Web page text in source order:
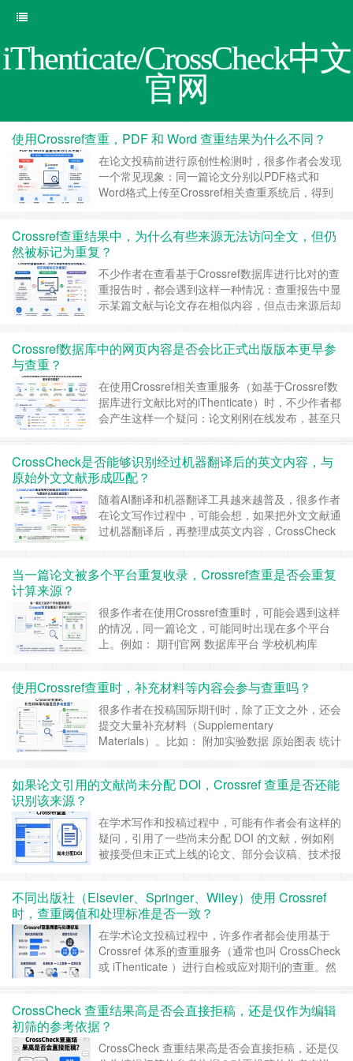
iThenticate/CrossCheck中文
官网
使用Crossref查重，PDF 和 Word 查重结果为什么不同？
在论文投稿前进行原创性检测时，很多作者会发现
一个常见现象：同一篇论文分别以PDF格式和
Word格式上传至Crossref相关查重系统后，得到
在不同的检测标准？PDF和Word哪个结果更加准
确？文件格式是否会影响论文最终的查重评价？
实际上，查重系统关注的核……继续阅读 »
Crossref查重结果中，为什么有些来源无法访问全文，但仍
然被标记为重复？
不少作者在查看基于Crossref数据库进行比对的查
重报告时，都会遇到这样一种情况：查重报告中显
示某篇文献与论文存在相似内容，但点击来源后却
生疑问：既然连全文都无法访问，查重系统又是如
靠？是否会影响论文的查重结果？ ……继续阅读
»
Crossref数据库中的网页内容是否会比正式出版版本更早参
与查重？
在使用Crossref相关查重服务（如基于Crossref数
据库进行文献比对的iThenticate）时，不少作者都
会产生这样一个疑问：论文刚刚在线发布，甚至只
库会优先收录网页内容，而正式出版版本反而会晚
一些参与查重？ 事实上，这一问题涉及Cr……
续阅读 »
CrossCheck是否能够识别经过机器翻译后的英文内容，与
原始外文文献形成匹配？
随着AI翻译和机器翻译工具越来越普及，很多作者
在论文写作过程中，可能会想，如果把外文文献通
过机器翻译后，再整理成英文内容，CrossCheck
重系统应该识别不了。近年来，随着CrossCheck
型重复的识别能力，已……继续阅读 »
当一篇论文被多个平台重复收录，Crossref查重是否会重复
计算来源？
很多作者在使用Crossref查重时，可能会遇到这样
的情况，同一篇论文，可能同时出现在多个平台
上。例如： 期刊官网 数据库平台 学校机构库
多个网站同时收录，Crossref查重会不会把这些来
源全部重复计算，从……继续阅读 »
使用Crossref查重时，补充材料等内容会参与查重吗？
很多作者在投稿国际期刊时，除了正文之外，还会
提交大量补充材料（Supplementary
Materials）。比如： 附加实验数据 原始图表 统计
Crossref查重系统一起检测？很多人以为，查
如果论文引用的文献尚未分配 DOI，Crossref 查重是否还能
识别该来源？
在学术写作和投稿过程中，可能有作者会有这样的
疑问，引用了一些尚未分配 DOI 的文献，例如刚
被接受但未正式上线的论文、部分会议稿、技术报
识别出相关相似内容？ 要回答这个问题，需要先
厘清一个关键点，是否DOI 与是否能被查重识
别，并不是完全等同的关……继续阅读 »
不同出版社（Elsevier、Springer、Wiley）使用 Crossref
时，查重阈值和处理标准是否一致？
在学术论文投稿过程中，许多作者都会使用基于
Crossref 体系的查重服务（通常也叫 CrossCheck
或 iThenticate ）进行自检或应对期刊的查重。然
并不是简单的是或否，虽然这些出版社使用的是同
一类技术平台，但在具体操作和判断标准上仍然存
在差异。 ……继续阅读 »
CrossCheck 查重结果高是否会直接拒稿，还是仅作为编辑
初筛的参考依据？
CrossCheck 查重结果高是否会直接拒稿，还是仅